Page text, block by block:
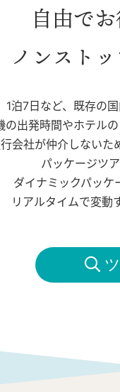
自由で
ノンスト
1泊7日など、既存の
の出発時間やホテル
会社が仲介しないた
パッケージツ
ダイナミックパッケ
リアルタイムで変動
 ツ